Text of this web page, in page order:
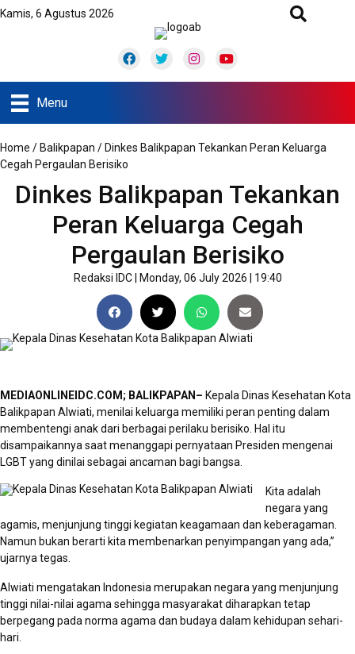
Kamis, 6 Agustus 2026
FacebookTwitter InstagramYoutube
Menu
Home / Balikpapan / Dinkes Balikpapan Tekankan Peran Keluarga
Cegah Pergaulan Berisiko
Dinkes Balikpapan Tekankan
Peran Keluarga Cegah
Pergaulan Berisiko
Redaksi IDC Monday, 06 July 2026 | 19:40
MEDIAONLINEIDC.COM; BALIKPAPAN– Kepala Dinas Kesehatan Kota
Balikpapan Alwiati, menilai keluarga memiliki peran penting dalam
membentengi anak dari berbagai perilaku berisiko. Hal itu
disampaikannya saat menanggapi pernyataan Presiden mengenai
LGBT yang dinilai sebagai ancaman bagi bangsa.
Kita adalah
negara yang
agamis, menjunjung tinggi kegiatan keagamaan dan keberagaman.
Namun bukan berarti kita membenarkan penyimpangan yang ada,”
ujarnya tegas.
Alwiati mengatakan Indonesia merupakan negara yang menjunjung
tinggi nilai-nilai agama sehingga masyarakat diharapkan tetap
berpegang pada norma agama dan budaya dalam kehidupan sehari-
hari.